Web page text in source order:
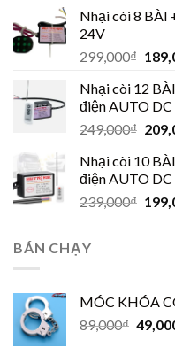
Nhại còi 8 BÀI
24V
299,000₫
Nhại còi 12
điện AUTO DC
249,000₫
Nhại còi 10
điện AUTO DC
239,000₫
BÁN CHẠY
MÓC KHÓA
89,000₫